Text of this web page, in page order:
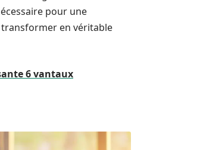
pour une
en véritable
6 vantaux